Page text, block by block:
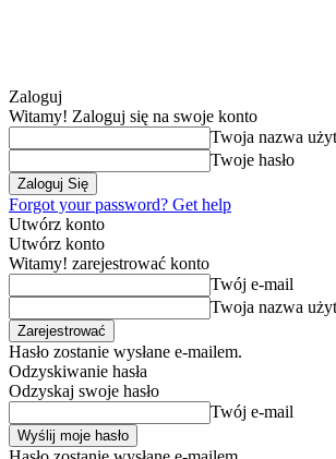
Zaloguj
Witamy! Zaloguj się na swoje konto
Twoja nazwa
Twoje hasło
Forgot your password? Get help
Utwórz konto
Utwórz konto
Witamy! zarejestrować konto
Twój e-mail
Twoja nazwa
Hasło zostanie wysłane e-mailem.
Odzyskiwanie hasła
Odzyskaj swoje hasło
Twój e-mail